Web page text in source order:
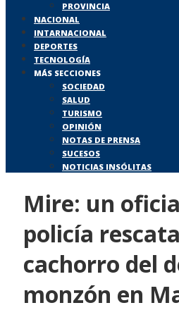
PROVINCIA
NACIONAL
INTARNACIONAL
DEPORTES
TECNOLOGÍA
MÁS SECCIONES
SOCIEDAD
SALUD
TURISMO
OPINIÓN
NOTAS DE PRENSA
SUCESOS
NOTICIAS INSÓLITAS
Mire: un
policía
cachorro del
monzón en